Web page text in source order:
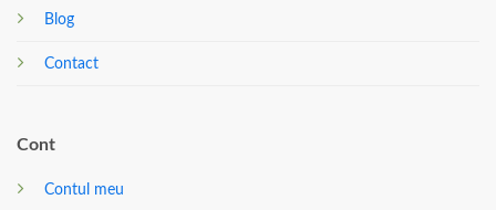
Blog
Contact
Cont
Contul meu